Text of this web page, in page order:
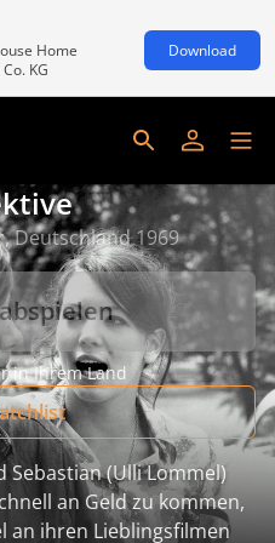
Home
KG
Download
Deutschland 1969
in Ihrem Land
Sebastian (Ulli Lommel)
an Geld zu kommen,
an ihren Lieblingsfilmen